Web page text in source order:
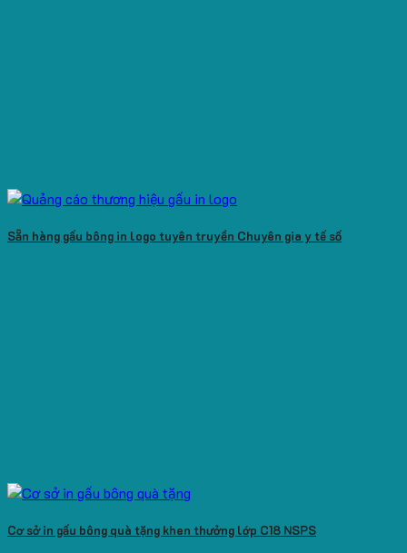
Sẵn hàng gấu bông in logo tuyên truyền Chuyên gia y tế số
Cơ sở in gấu bông quà tặng khen thưởng lớp C18 NSPS